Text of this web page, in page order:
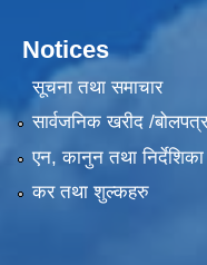
Notices
सूचना तथा समाचार
सार्वजनिक खरीद /
एन, कानुन तथा निर्देशिका
कर तथा शुल्कहरु